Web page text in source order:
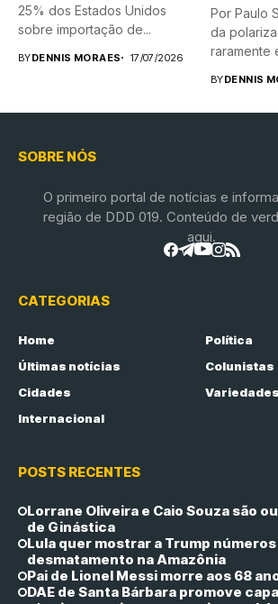
25% dos Estados Unidos
sobre importação de...
BYDENNIS MORAES 17/07/2026
Por Paulo
da
raramente
BYDENNIS
SOBRE NÓS
O primeiro portal de notícias e
região de DDD 019. Conteúdo de
aqui.
CATEGORIAS
Home
Política
Últimas notícias
Colunistas
Cidades
Variedades
Internacional
POSTS RECENTES
Lorrane Oliveira e Caio Souza são
de Ginástica
Lula quer mostrar a Trump
desmatamento na Amazônia
Pai de Lionel Messi morre aos 68
DAE de Santa Bárbara promove